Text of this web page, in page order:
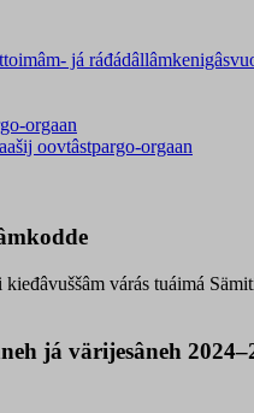
já
orgaan
oovtâstpargo-orgaan
várás tuáimá
já värijesâneh